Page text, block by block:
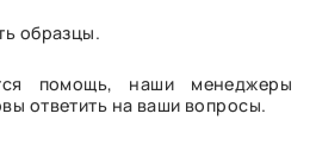
образцы.
помощь, наши менеджеры
ответить на ваши вопросы.